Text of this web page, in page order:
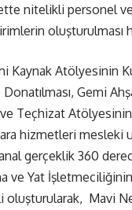
nitelikli personel
Kaynak Atölyesinin
Gemi
Teçhizat
hizmetleri mesleki
gerçeklik 360
ve Yat
oluşturularak, Mavi